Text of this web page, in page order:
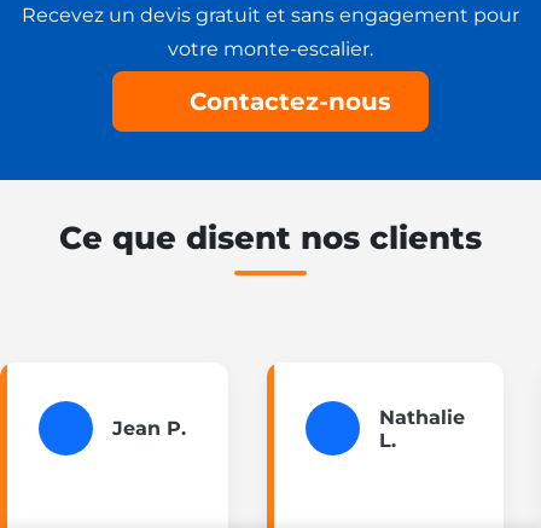
Recevez un devis gratuit et sans engagement pour
votre monte-escalier.
Contactez-nous
Ce que disent nos clients
Jean P.
Nathalie
L.
Besoin d'un
monte-escalier ?